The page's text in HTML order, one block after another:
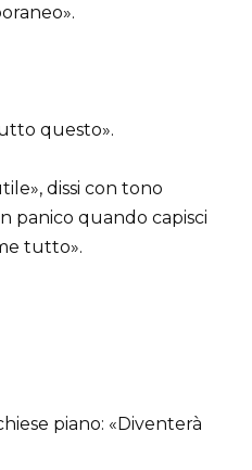
questo».
dissi con tono
panico quando capisci
tutto».
piano: «Diventerà